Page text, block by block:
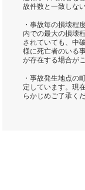
故件数と一致しな
・事故毎の損壊程
内での最大の損壊
されていても、中
様に死亡者のいる
が存在する場合が
・事故発生地点の
定しています。現
らかじめご了承くだ